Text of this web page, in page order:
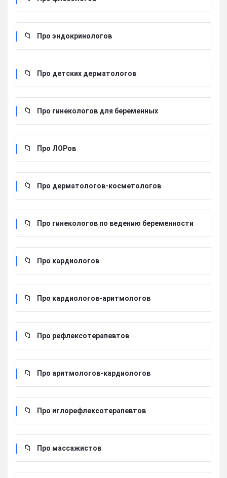
Про эндокринологов
Про детских дерматологов
Про гинекологов для беременных
Про ЛОРов
Про дерматологов-косметологов
Про гинекологов по ведению беременности
Про кардиологов
Про кардиологов-аритмологов
Про рефлексотерапевтов
Про аритмологов-кардиологов
Про иглорефлексотерапевтов
Про массажистов